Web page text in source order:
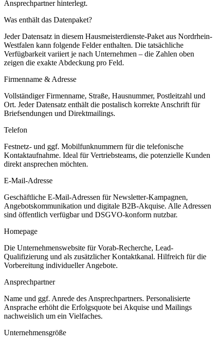
Ansprechpartner hinterlegt.
Was enthält das Datenpaket?
Jeder Datensatz in diesem Hausmeisterdienste-Paket aus Nordrhein-
Westfalen kann folgende Felder enthalten. Die tatsächliche
Verfügbarkeit variiert je nach Unternehmen – die Zahlen oben
zeigen die exakte Abdeckung pro Feld.
Firmenname & Adresse
Vollständiger Firmenname, Straße, Hausnummer, Postleitzahl und
Ort. Jeder Datensatz enthält die postalisch korrekte Anschrift für
Briefsendungen und Direktmailings.
Telefon
Festnetz- und ggf. Mobilfunknummern für die telefonische
Kontaktaufnahme. Ideal für Vertriebsteams, die potenzielle Kunden
direkt ansprechen möchten.
E-Mail-Adresse
Geschäftliche E-Mail-Adressen für Newsletter-Kampagnen,
Angebotskommunikation und digitale B2B-Akquise. Alle Adressen
sind öffentlich verfügbar und DSGVO-konform nutzbar.
Homepage
Die Unternehmenswebsite für Vorab-Recherche, Lead-
Qualifizierung und als zusätzlicher Kontaktkanal. Hilfreich für die
Vorbereitung individueller Angebote.
Ansprechpartner
Name und ggf. Anrede des Ansprechpartners. Personalisierte
Ansprache erhöht die Erfolgsquote bei Akquise und Mailings
nachweislich um ein Vielfaches.
Unternehmensgröße